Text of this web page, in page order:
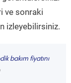
ve sonraki
izleyebilirsiniz.
bakım fiyatını